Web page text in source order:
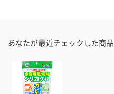
あなたが最近チェックした商品